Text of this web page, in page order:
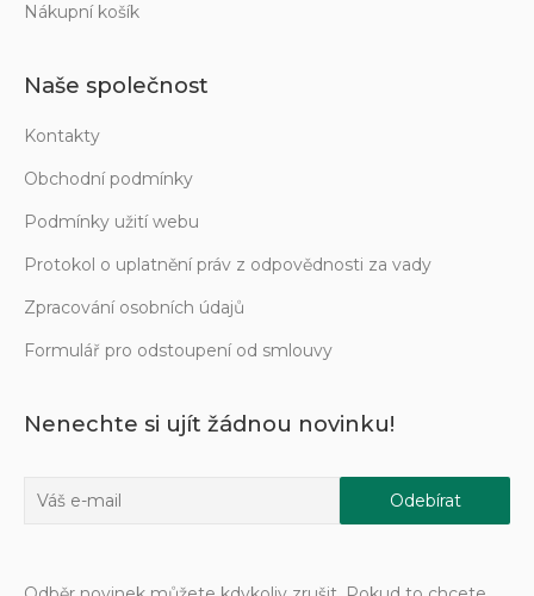
Nákupní košík
Naše společnost
Kontakty
Obchodní podmínky
Podmínky užití webu
Protokol o uplatnění práv z odpovědnosti za vady
Zpracování osobních údajů
Formulář pro odstoupení od smlouvy
Nenechte si ujít žádnou novinku!